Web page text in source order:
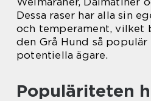
Dessa raser har alla sin
och temperament,
den Grå Hund så
potentiella ägare.
Populäriteten